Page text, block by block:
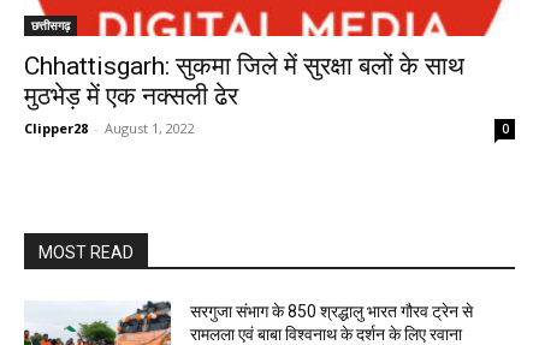
छत्तीसगढ़
Chhattisgarh: सुकमा जिले में सुरक्षा बलों के साथ
मुठभेड़ में एक नक्सली ढेर
Clipper28 - August 1, 2022 0
MOST READ
सरगुजा संभाग के 850 श्रद्धालु भारत गौरव ट्रेन से
रामलला एवं बाबा विश्वनाथ के दर्शन के लिए रवाना